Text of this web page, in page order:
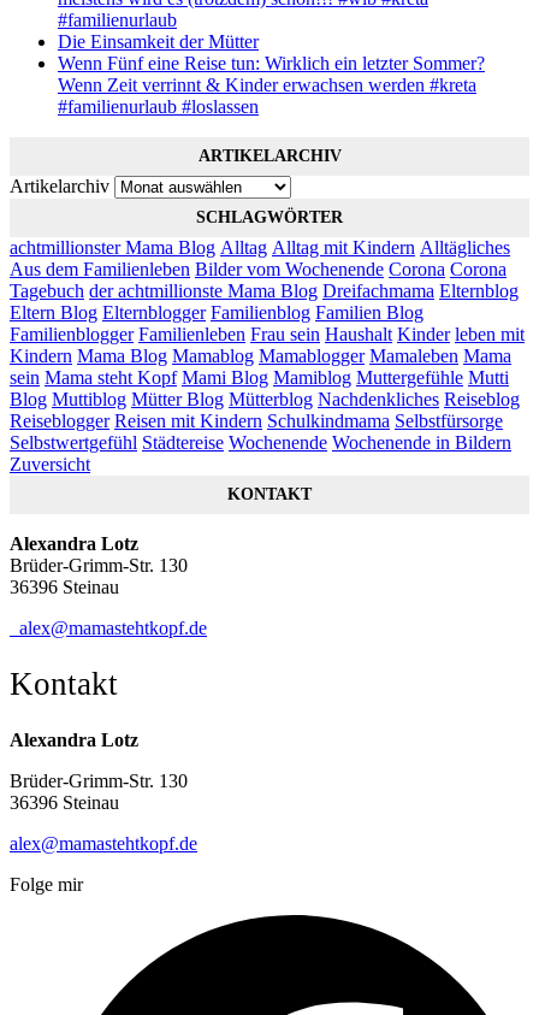
#familienurlaub
Die Einsamkeit der Mütter
Wenn Fünf eine Reise tun: Wirklich ein letzter Sommer?
Wenn Zeit verrinnt & Kinder erwachsen werden #kreta
#familienurlaub #loslassen
ARTIKELARCHIV
Artikelarchiv
SCHLAGWÖRTER
achtmillionster Mama Blog Alltag Alltag mit Kindern Alltägliches
Aus dem Familienleben Bilder vom Wochenende Corona Corona
Tagebuch der achtmillionste Mama Blog Dreifachmama Elternblog
Eltern Blog Elternblogger Familienblog Familien Blog
Familienblogger Familienleben Frau sein Haushalt Kinder leben mit
Kindern Mama Blog Mamablog Mamablogger Mamaleben Mama
sein Mama steht Kopf Mami Blog Mamiblog Muttergefühle Mutti
Blog Muttiblog Mütter Blog Mütterblog Nachdenkliches Reiseblog
Reiseblogger Reisen mit Kindern Schulkindmama Selbstfürsorge
Selbstwertgefühl Städtereise Wochenende Wochenende in Bildern
Zuversicht
KONTAKT
Alexandra Lotz
Brüder-Grimm-Str. 130
36396 Steinau
alex@mamastehtkopf.de
Kontakt
Alexandra Lotz
Brüder-Grimm-Str. 130
36396 Steinau
alex@mamastehtkopf.de
Folge mir